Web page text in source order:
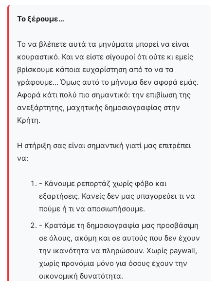
Το ξέρουμε…
Το να βλέπετε αυτά τα μηνύματα μπορεί να είναι
κουραστικό. Και να είστε σίγουροί ότι ούτε κι εμείς
βρίσκουμε κάποια ευχαρίστηση από το να τα
γράφουμε... Όμως αυτό το μήνυμα δεν αφορά εμάς.
Αφορά κάτι πολύ πιο σημαντικό: την επιβίωση της
ανεξάρτητης, μαχητικής δημοσιογραφίας στην
Kρήτη.
Η στήριξη σας είναι σημαντική γιατί μας επιτρέπει
να:
- Κάνουμε ρεπορτάζ χωρίς φόβο και
εξαρτήσεις. Κανείς δεν μας υπαγορεύει τι να
πούμε ή τι να αποσιωπήσουμε.
- Κρατάμε τη δημοσιογραφία μας προσβάσιμη
σε όλους, ακόμη και σε αυτούς που δεν έχουν
την ικανότητα να πληρώσουν. Χωρίς paywall,
χωρίς προνόμια μόνο για όσους έχουν την
οικονομική δυνατότητα.